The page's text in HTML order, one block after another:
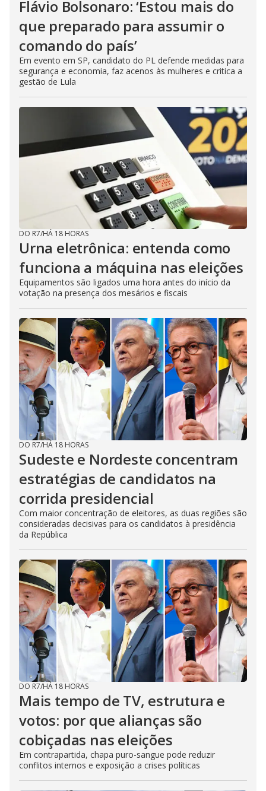
Flávio Bolsonaro: ‘Estou mais do
que preparado para assumir o
comando do país’
Em evento em SP, candidato do PL defende medidas para
segurança e economia, faz acenos às mulheres e critica a
gestão de Lula
DO R7/HÁ 18 HORAS
Urna eletrônica: entenda como
funciona a máquina nas eleições
Equipamentos são ligados uma hora antes do início da
votação na presença dos mesários e fiscais
DO R7/HÁ 18 HORAS
Sudeste e Nordeste concentram
estratégias de candidatos na
corrida presidencial
Com maior concentração de eleitores, as duas regiões são
consideradas decisivas para os candidatos à presidência
da República
DO R7/HÁ 18 HORAS
Mais tempo de TV, estrutura e
votos: por que alianças são
cobiçadas nas eleições
Em contrapartida, chapa puro-sangue pode reduzir
conflitos internos e exposição a crises políticas